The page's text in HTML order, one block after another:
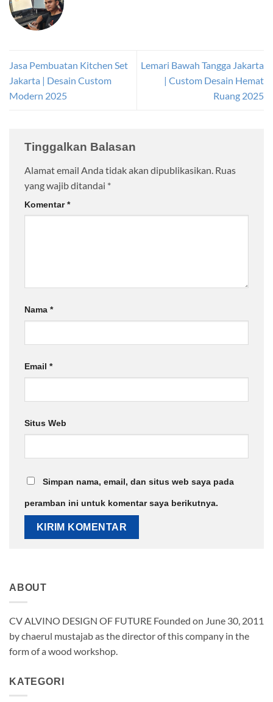
Jasa Pembuatan Kitchen Set
Jakarta | Desain Custom
Modern 2025
Lemari Bawah Tangga Jakarta
| Custom Desain Hemat
Ruang 2025
Tinggalkan Balasan
Alamat email Anda tidak akan dipublikasikan. Ruas
yang wajib ditandai *
Komentar*
Nama *
Email *
Situs Web
Simpan nama, email, dan situs web saya pada
peramban ini untuk komentar saya berikutnya.
ABOUT
CV ALVINO DESIGN OF FUTURE Founded on June 30, 2011
by chaerul mustajab as the director of this company in the
form of a wood workshop.
KATEGORI